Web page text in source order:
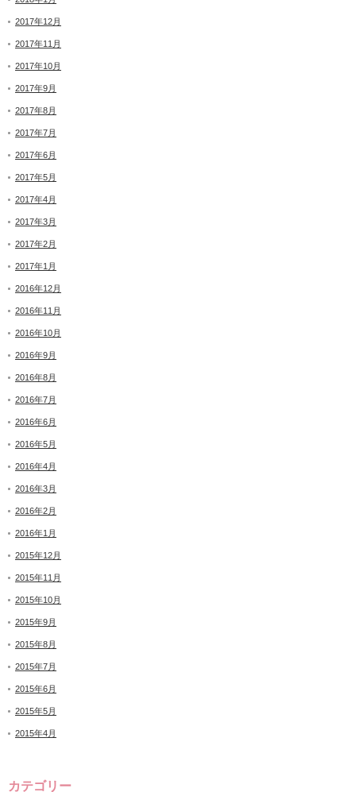
2017年12月
2017年11月
2017年10月
2017年9月
2017年8月
2017年7月
2017年6月
2017年5月
2017年4月
2017年3月
2017年2月
2017年1月
2016年12月
2016年11月
2016年10月
2016年9月
2016年8月
2016年7月
2016年6月
2016年5月
2016年4月
2016年3月
2016年2月
2016年1月
2015年12月
2015年11月
2015年10月
2015年9月
2015年8月
2015年7月
2015年6月
2015年5月
2015年4月
カテゴリー